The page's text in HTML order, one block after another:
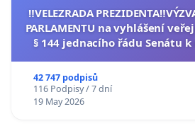
‼️VELEZRADA
PARLAMENTU na vyhlášení
§ 144 jednacího řádu Senátu
42 747 podpisů
116 Podpisy / 7 dní
19 May 2026